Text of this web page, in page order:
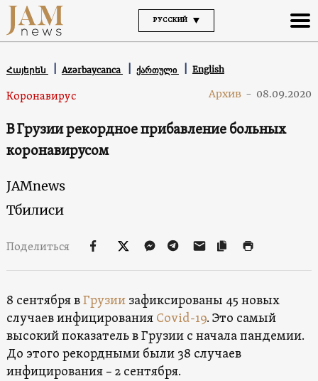
РУССКИЙ
Հայերեն Azərbaycanca ქართული English
Коронавирус Архив - 08.09.2020
В Грузии рекордное прибавление больных
коронавирусом
JAMnews
Тбилиси
Поделиться
8 сентября вГрузиизафиксированы 45 новых
случаев инфицирования Сovid-19. Это самый
высокий показатель в Грузии с начала пандемии.
До этого рекордными были 38 случаев
инфицирования – 2 сентября.